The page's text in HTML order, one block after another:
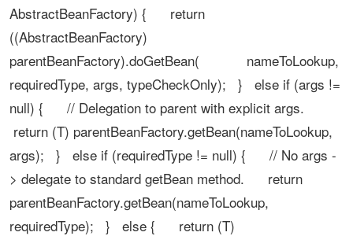
AbstractBeanFactory) { return
((AbstractBeanFactory)
parentBeanFactory).doGetBean( nameToLookup,
requiredType, args, typeCheckOnly); } else if (args !=
null) { // Delegation to parent with explicit args.
return (T) parentBeanFactory.getBean(nameToLookup,
args); } else if (requiredType != null) { // No args -
> delegate to standard getBean method. return
parentBeanFactory.getBean(nameToLookup,
requiredType); } else { return (T)